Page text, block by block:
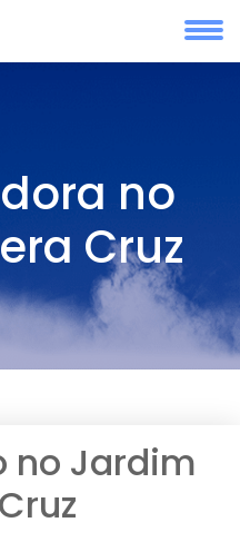
no
Cruz
no Jardim